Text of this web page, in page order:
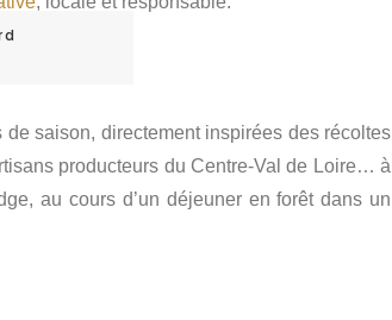
saison, directement inspirées des récoltes
producteurs du Centre-Val de Loire… à
au cours d’un déjeuner en forêt dans un